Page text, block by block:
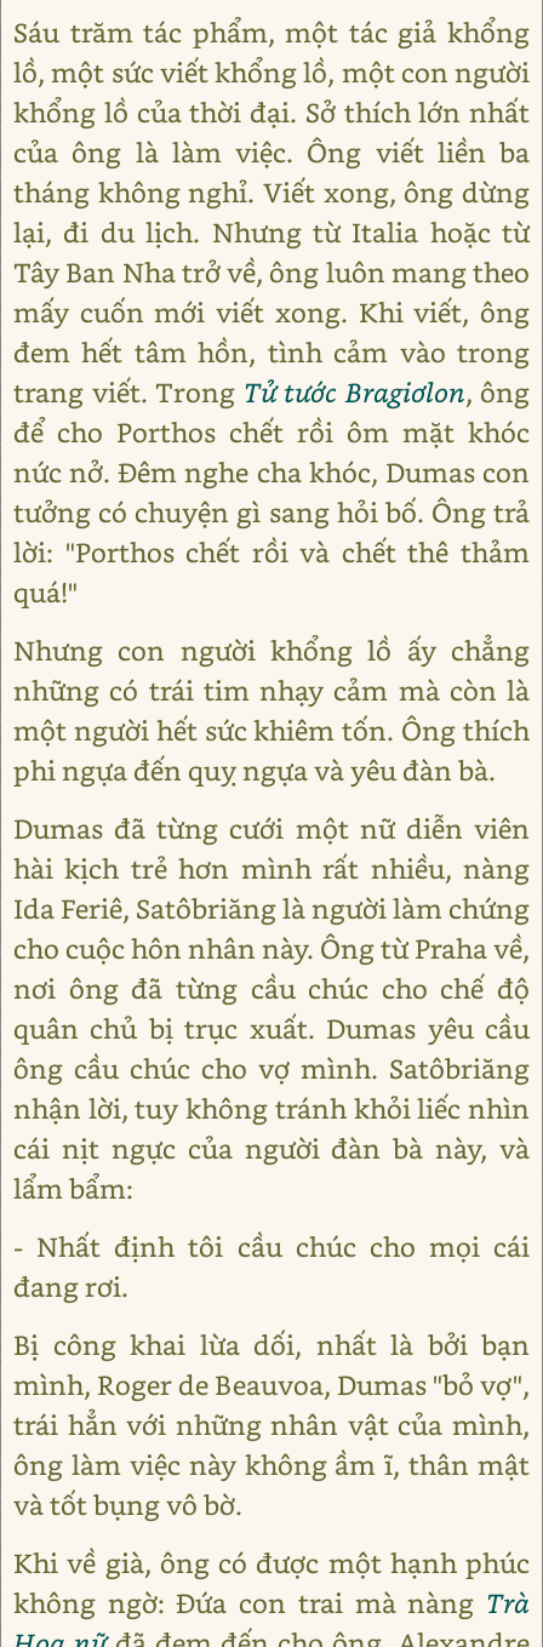
Sáu trăm tác phẩm, một tác giả khổng
lồ, một sức viết khổng lồ, một con người
khổng lồ của thời đại. Sở thích lớn nhất
của ông là làm việc. Ông viết liền ba
tháng không nghỉ. Viết xong, ông dừng
lại, đi du lịch. Nhưng từ Italia hoặc từ
Tây Ban Nha trở về, ông luôn mang theo
mấy cuốn mới viết xong. Khi viết, ông
đem hết tâm hồn, tình cảm vào trong
trang viết. Trong Tử tước Bragiơlon, ông
để cho Porthos chết rồi ôm mặt khóc
nức nở. Đêm nghe cha khóc, Dumas con
tưởng có chuyện gì sang hỏi bố. Ông trả
lời: "Porthos chết rồi và chết thê thảm
quá!"
Nhưng con người khổng lồ ấy chẳng
những có trái tim nhạy cảm mà còn là
một người hết sức khiêm tốn. Ông thích
phi ngựa đến quỵ ngựa và yêu đàn bà.
Dumas đã từng cưới một nữ diễn viên
hài kịch trẻ hơn mình rất nhiều, nàng
Ida Feriê, Satôbriăng là người làm chứng
cho cuộc hôn nhân này. Ông từ Praha về,
nơi ông đã từng cầu chúc cho chế độ
quân chủ bị trục xuất. Dumas yêu cầu
ông cầu chúc cho vợ mình. Satôbriăng
nhận lời, tuy không tránh khỏi liếc nhìn
cái nịt ngực của người đàn bà này, và
lẩm bẩm:
- Nhất định tôi cầu chúc cho mọi cái
đang rơi.
Bị công khai lừa dối, nhất là bởi bạn
mình, Roger de Beauvoa, Dumas "bỏ vợ",
trái hẳn với những nhân vật của mình,
ông làm việc này không ầm ĩ, thân mật
và tốt bụng vô bờ.
Khi về già, ông có được một hạnh phúc
không ngờ: Đứa con trai mà nàng Trà